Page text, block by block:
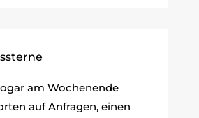
am Wochenende
auf Anfragen, einen